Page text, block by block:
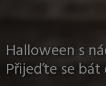
Halloween s
Přijeďte se